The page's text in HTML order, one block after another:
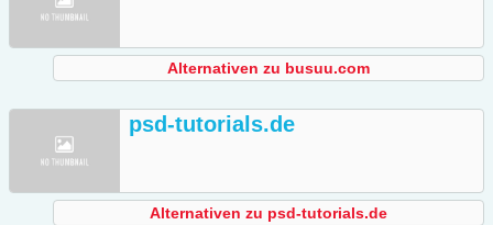
Alternativen zu busuu.com
psd-tutorials.de
Alternativen zu psd-tutorials.de